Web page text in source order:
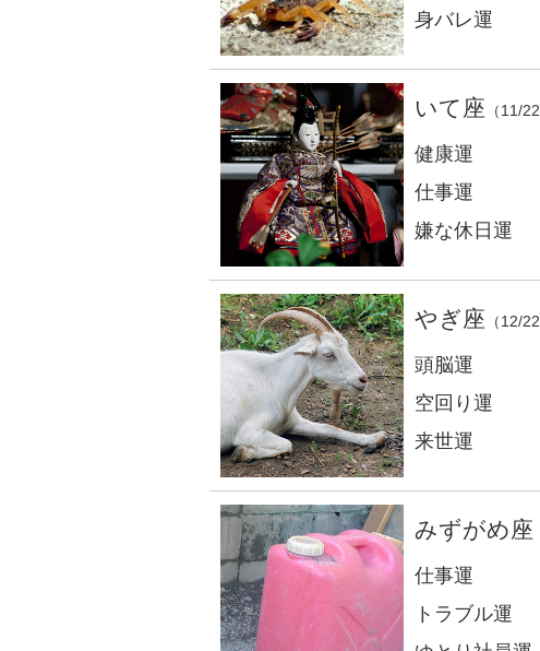
身バレ運
いて座 （11/
健康運
仕事運
嫌な休日運
やぎ座 （12/
頭脳運
空回り運
来世運
みずがめ座
仕事運
トラブル運